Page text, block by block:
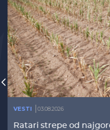
VESTI 03.08.2026
Ratari strepe od